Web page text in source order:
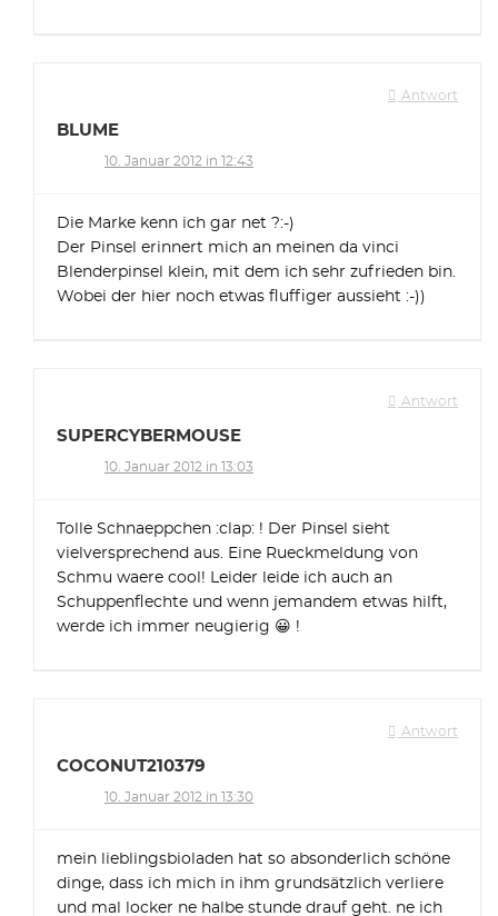
Antwort
BLUME
10. Januar 2012 in 12:43
Die Marke kenn ich gar net ?:-)
Der Pinsel erinnert mich an meinen da vinci
Blenderpinsel klein, mit dem ich sehr zufrieden bin.
Wobei der hier noch etwas fluffiger aussieht :-))
Antwort
SUPERCYBERMOUSE
10. Januar 2012 in 13:03
Tolle Schnaeppchen :clap: ! Der Pinsel sieht
vielversprechend aus. Eine Rueckmeldung von
Schmu waere cool! Leider leide ich auch an
Schuppenflechte und wenn jemandem etwas hilft,
werde ich immer neugierig 😀 !
Antwort
COCONUT210379
10. Januar 2012 in 13:30
mein lieblingsbioladen hat so absonderlich schöne
dinge, dass ich mich in ihm grundsätzlich verliere
und mal locker ne halbe stunde drauf geht. ne ich